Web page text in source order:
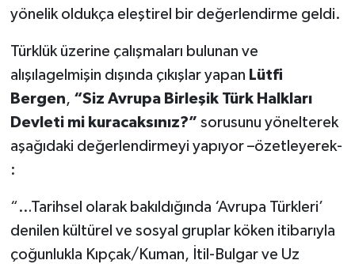
yönelik oldukça eleştirel bir değerlendirme geldi.
Türklük üzerine çalışmaları bulunan ve
alışılagelmişin dışında çıkışlar yapan Lütfi
Bergen, “Siz Avrupa Birleşik Türk Halkları
Devleti mi kuracaksınız?” sorusunu yönelterek
aşağıdaki değerlendirmeyi yapıyor –özetleyerek-
:
“…Tarihsel olarak bakıldığında ‘Avrupa Türkleri’
denilen kültürel ve sosyal gruplar köken itibarıyla
çoğunlukla Kıpçak/Kuman, İtil-Bulgar ve Uz